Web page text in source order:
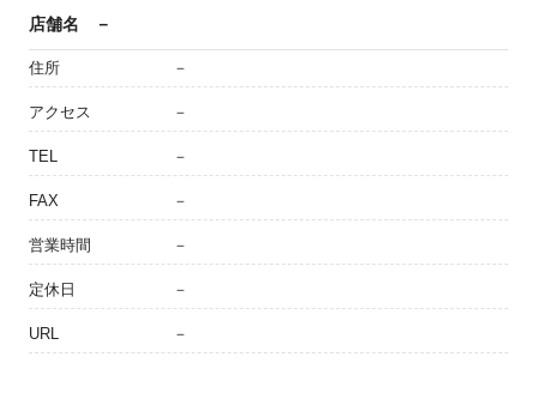
店舗名 －
住所 －
アクセス －
TEL －
FAX －
営業時間 －
定休日 －
URL －